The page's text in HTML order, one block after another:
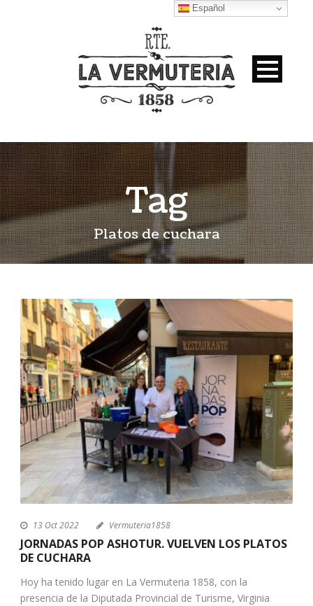
Tag
Platos de cuchara
13 Oct 2022 Vermuteria1858
JORNADAS POP ASHOTUR. VUELVEN LOS PLATOS
DE CUCHARA
Hoy ha tenido lugar en La Vermuteria 1858, con la
presencia de la Diputada Provincial de Turisme, Virginia
Español